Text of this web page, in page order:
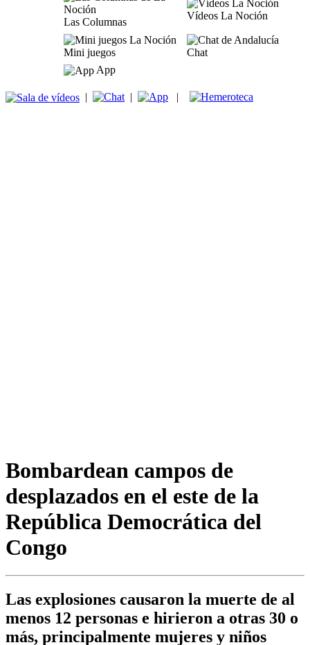
Las Columnas
Vídeos La Noción
Mini juegos
Chat
App
| | |
Bombardean campos de
desplazados en el este de la
República Democrática del
Congo
Las explosiones causaron la muerte de al
menos 12 personas e hirieron a otras 30 o
más, principalmente mujeres y niños